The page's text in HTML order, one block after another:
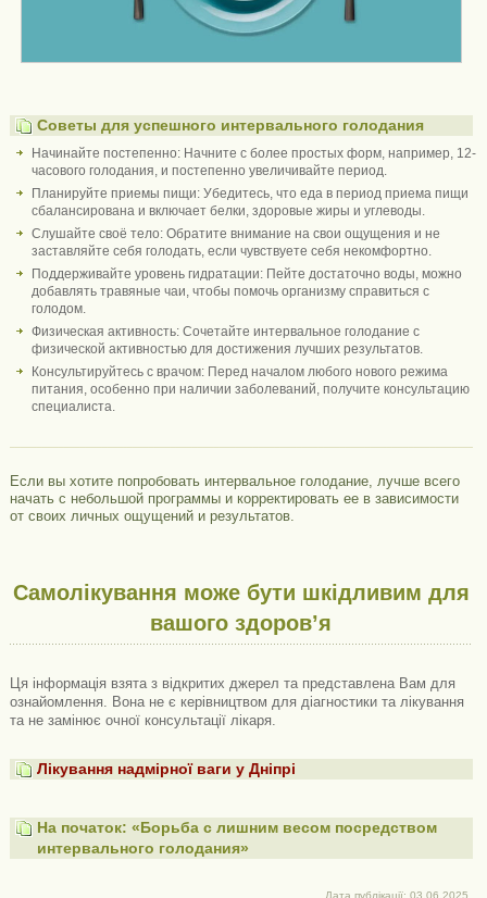
Советы для успешного интервального голодания
Начинайте постепенно: Начните с более простых форм, например, 12-
часового голодания, и постепенно увеличивайте период.
Планируйте приемы пищи: Убедитесь, что еда в период приема пищи
сбалансирована и включает белки, здоровые жиры и углеводы.
Слушайте своё тело: Обратите внимание на свои ощущения и не
заставляйте себя голодать, если чувствуете себя некомфортно.
Поддерживайте уровень гидратации: Пейте достаточно воды, можно
добавлять травяные чаи, чтобы помочь организму справиться с
голодом.
Физическая активность: Сочетайте интервальное голодание с
физической активностью для достижения лучших результатов.
Консультируйтесь с врачом: Перед началом любого нового режима
питания, особенно при наличии заболеваний, получите консультацию
специалиста.
Если вы хотите попробовать интервальное голодание, лучше всего
начать с небольшой программы и корректировать ее в зависимости
от своих личных ощущений и результатов.
Самолікування може бути шкідливим для
вашого здоров’я
Ця інформація взята з відкритих джерел та представлена ​​Вам для
ознайомлення. Вона не є керівництвом для діагностики та лікування
та не замінює очної консультації лікаря.
Лікування надмірної ваги у Дніпрі
На початок: «Борьба с лишним весом посредством
интервального голодания»
Дата публікації: 03.06.2025